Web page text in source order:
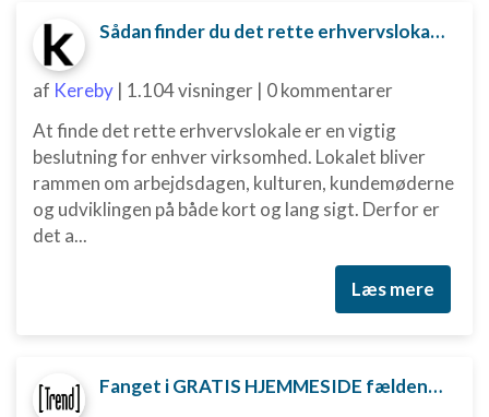
Sådan finder du det rette erhvervslokale til din virksomhed
af Kereby | 1.104 visninger | 0 kommentarer
At finde det rette erhvervslokale er en vigtig
beslutning for enhver virksomhed. Lokalet bliver
rammen om arbejdsdagen, kulturen, kundemøderne
og udviklingen på både kort og lang sigt. Derfor er
det a...
Læs mere
Fanget i GRATIS HJEMMESIDE fælden? Sådan kan du måske komme ud af aftalen